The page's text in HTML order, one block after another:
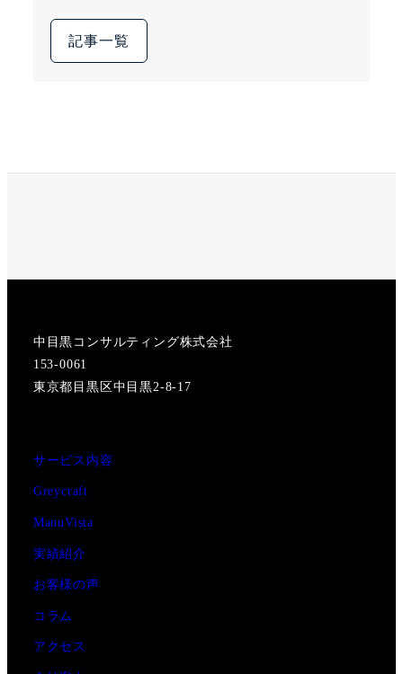
記事一覧
中目黒コンサルティング株式会社
153-0061
東京都目黒区中目黒2-8-17
サービス内容
Greycraft
ManuVista
実績紹介
お客様の声
コラム
アクセス